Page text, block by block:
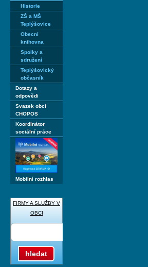
Historie
ZŠ a MŠ
Teplýšovice
Obecní
knihovna
Spolky a
sdružení
Teplýšovický
občasník
Dotazy a
odpovědi
Svazek obcí
CHOPOS
Koordinátor
sociální práce
Mobilní rozhlas
FIRMY A SLUŽBY V
OBCI
hledat